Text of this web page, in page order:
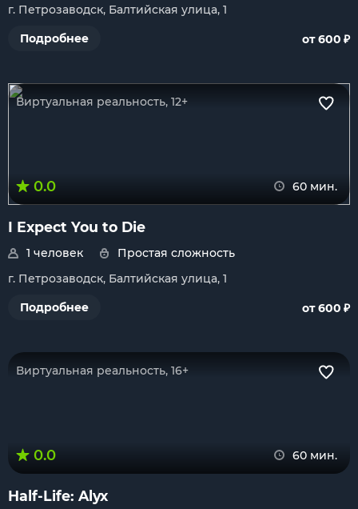
г. Петрозаводск, Балтийская улица, 1
Подробнее
от 600 ₽
Виртуальная реальность, 12+
0.0 60 мин.
I Expect You to Die
1 человек
Простая сложность
г. Петрозаводск, Балтийская улица, 1
Подробнее
от 600 ₽
Виртуальная реальность, 16+
0.0 60 мин.
Half-Life: Alyx